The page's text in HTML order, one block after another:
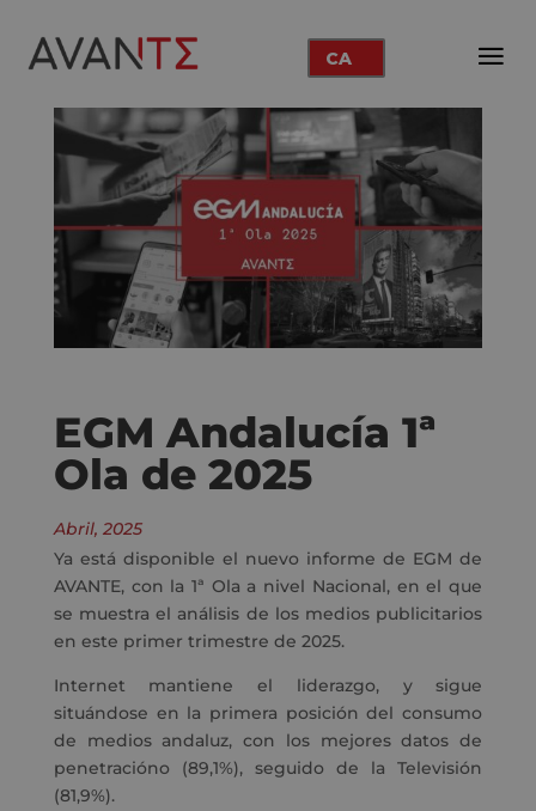
CA
EGM Andalucía 1ª
Ola de 2025
Abril, 2025
Ya está disponible el nuevo informe de EGM de
AVANTE, con la 1ª Ola a nivel Nacional, en el que
se muestra el análisis de los medios publicitarios
en este primer trimestre de 2025.
Internet mantiene el liderazgo, y sigue
situándose en la primera posición del consumo
de medios andaluz, con los mejores datos de
penetracióno (89,1%), seguido de la Televisión
(81,9%).